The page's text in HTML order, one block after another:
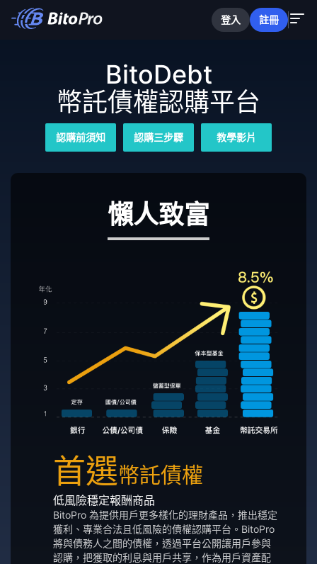
登入 註冊
BitoDebt
幣託債權認購平台
認購前須知 認購三步驟 教學影片
懶人致富
首選幣託債權
低風險穩定報酬商品
BitoPro 為提供用戶更多樣化的理財產品，推出穩定
獲利、專業合法且低風險的債權認購平台。BitoPro
將與債務人之間的債權，透過平台公開讓用戶參與
認購，把獲取的利息與用戶共享，作為用戶資產配